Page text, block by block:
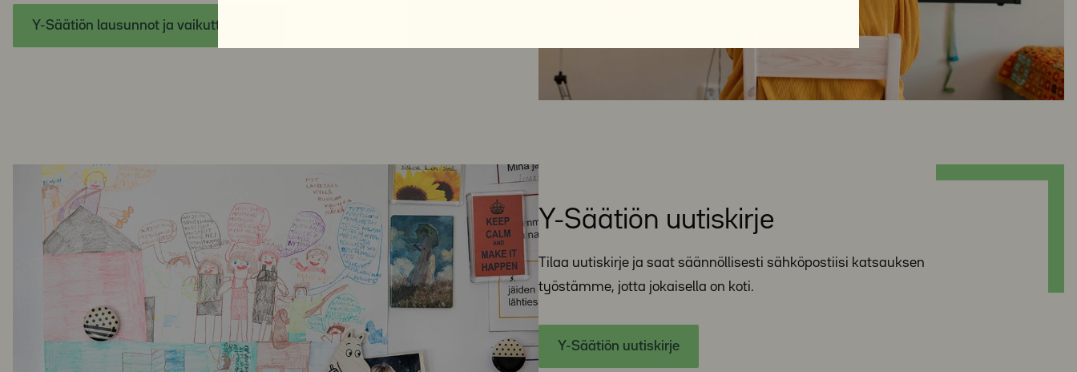
Y-Säätiön lausunnot ja vaikuttaminen
Y-Säätiön uutiskirje
Tilaa uutiskirje ja saat säännöllisesti sähköpostiisi katsauksen
työstämme, jotta jokaisella on koti.
Y-Säätiön uutiskirje